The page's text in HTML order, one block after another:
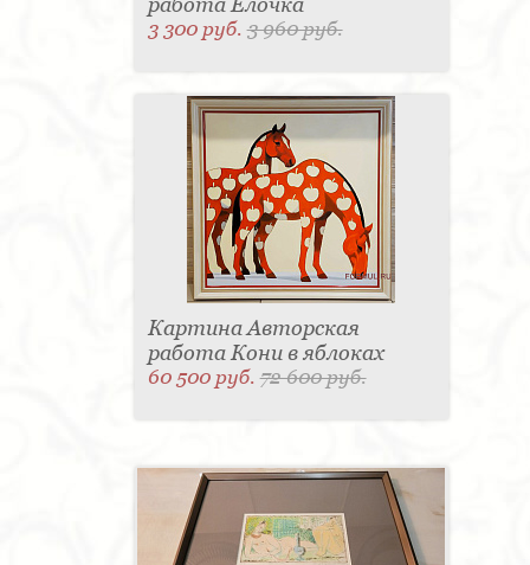
3 300 руб.3 960 руб.
Картина Авторская
работа Кони в яблоках
60 500 руб.72 600 руб.